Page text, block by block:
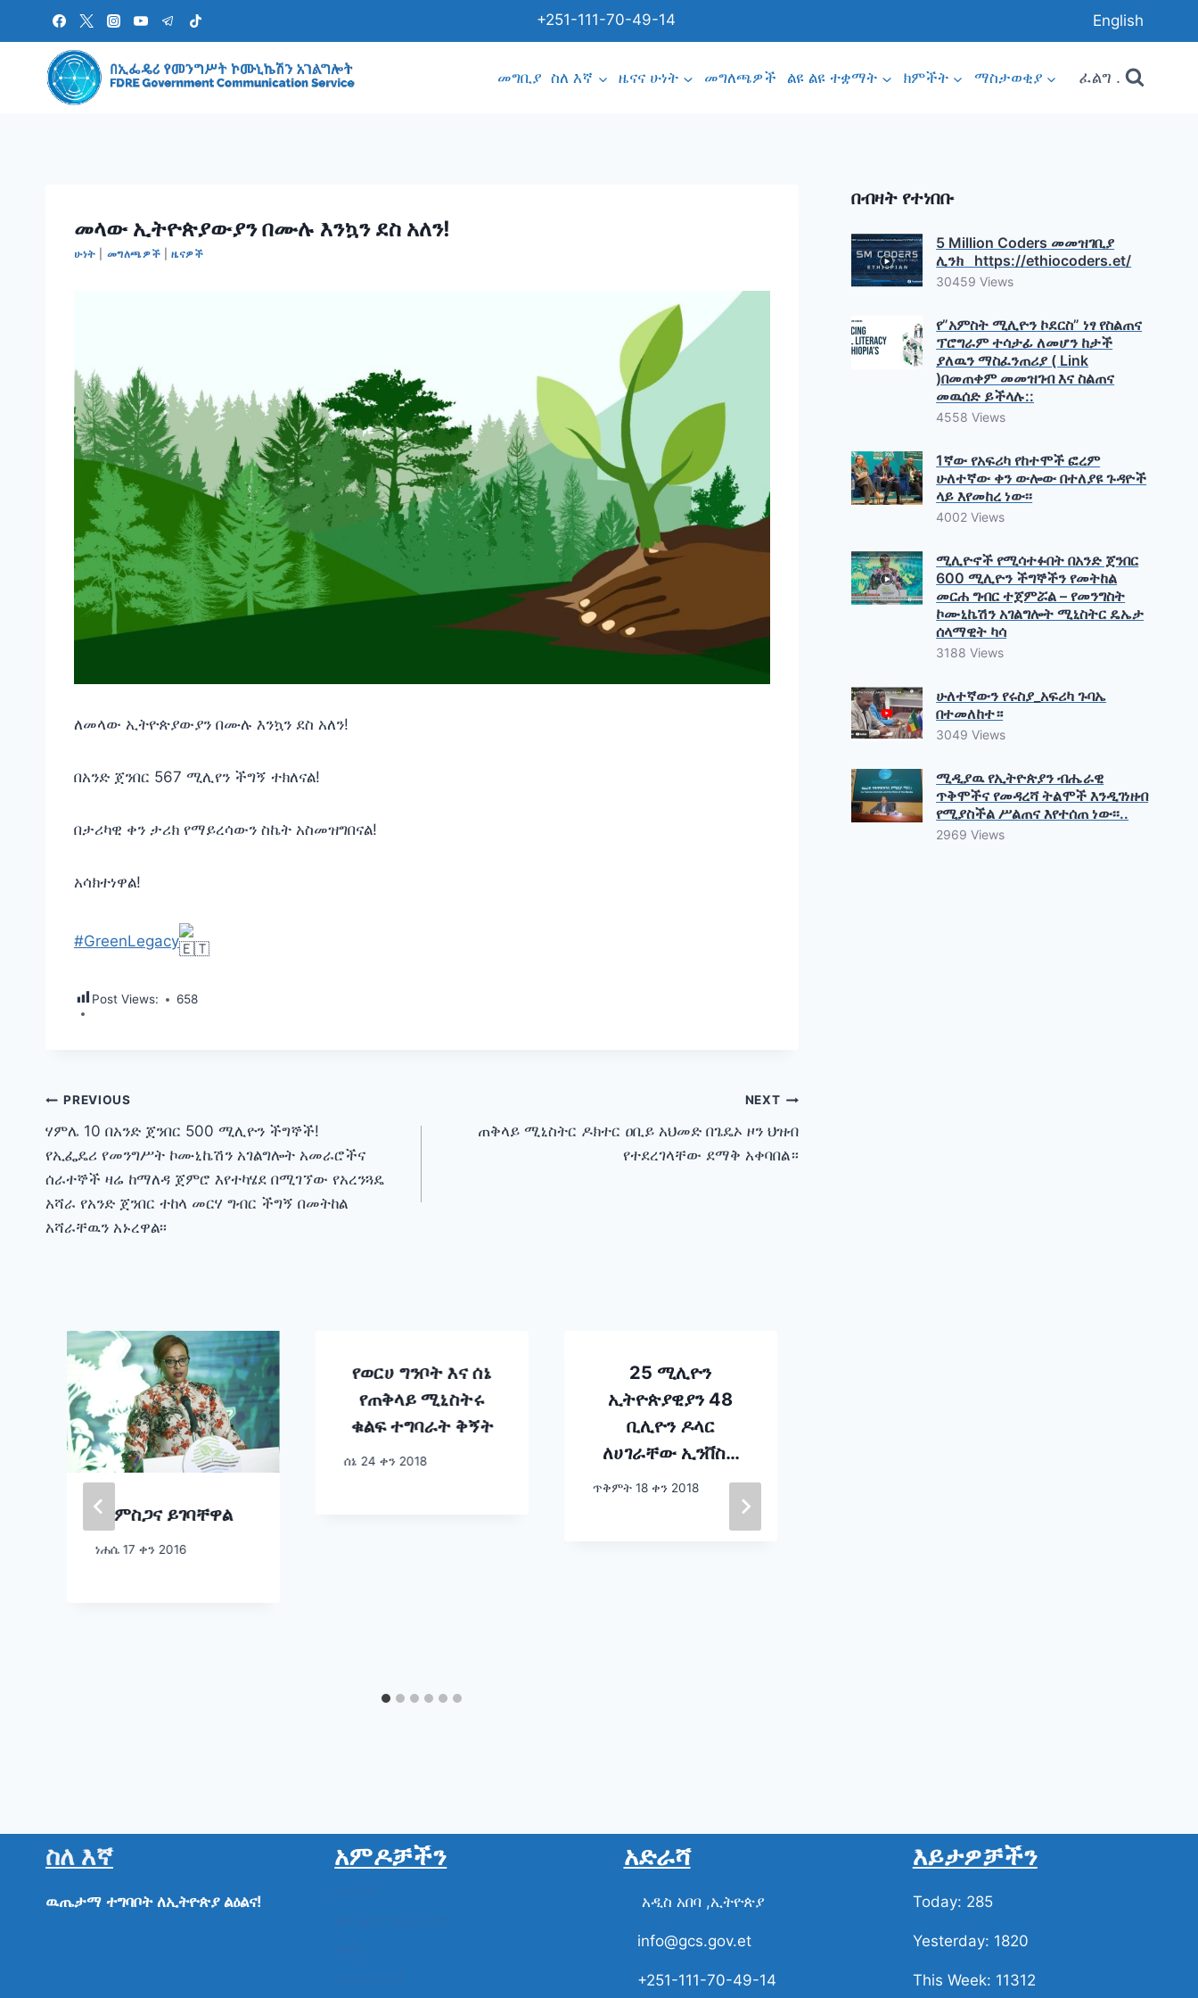
content
+251-111-70-49-14 English
መግቢያ ስለ እኛ ዜናና ሁነት መግለጫዎች ልዩ ልዩ ተቋማት ክምችት ማስታወቂያ ፈልግ .
መላው ኢትዮጵያውያን በሙሉ እንኳን ደስ አለን!
ሁነት መግለጫዎች ዜናዎች
ለመላው ኢትዮጵያውያን በሙሉ እንኳን ደስ አለን!
በአንድ ጀንበር 567 ሚሊየን ችግኝ ተክለናል!
በታሪካዊ ቀን ታሪክ የማይረሳውን ስኬት አስመዝግበናል!
አሳክተነዋል!
#GreenLegacy
Post Views: 658
Post
navigation
PREVIOUS
ሃምሌ 10 በአንድ ጀንበር 500 ሚሊዮን ችግኞች!
የኢፌዴሪ የመንግሥት ኮሙኒኬሽን አገልግሎት አመራሮችና
ሰራተኞች ዛሬ ከማለዳ ጀምሮ እየተካሄደ በሚገኘው የአረንጓዴ
አሻራ የአንድ ጀንበር ተከላ መርሃ ግብር ችግኝ በመትከል
አሻራቸዉን አኑረዋል፡፡
NEXT
ጠቅላይ ሚኒስትር ዶክተር ዐቢይ አህመድ በጌዴኦ ዞን ህዝብ
የተደረገላቸው ደማቅ አቀባበል።
ምስጋና ይገባቸዋል
ነሐሴ 17 ቀን 2016
የወርሀ ግንቦት እና ሰኔ
የጠቅላይ ሚኒስትሩ
ቁልፍ ተግባራት ቅኝት
ሰኔ 24 ቀን 2018
25 ሚሊዮን
ኢትዮጵያዊያን 48
ቢሊዮን ዶላር
ለሀገራቸው ኢንቨስት
አድርገዋል !!
ጥቅምት 18 ቀን 2018
በብዛት የተነበቡ
5 Million Coders መመዝገቢያ
ሊንክ https://ethiocoders.et/
30459 Views
የ”አምስት ሚሊዮን ኮደርስ” ነፃ የስልጠና
ፕሮግራም ተሳታፊ ለመሆን ከታች
ያለዉን ማስፈንጠሪያ ( Link
)በመጠቀም መመዝገብ እና ስልጠና
መዉሰድ ይችላሉ::
4558 Views
1ኛው የአፍሪካ የከተሞች ፎረም
ሁለተኛው ቀን ውሎው በተለያዩ ጉዳዮች
ላይ እየመከረ ነው፡፡
4002 Views
ሚሊዮኖች የሚሳተፉበት በአንድ ጀንበር
600 ሚሊዮን ችግኞችን የመትከል
መርሐ ግብር ተጀምሯል – የመንግስት
ኮሙኒኬሽን አገልግሎት ሚኒስትር ዴኤታ
ሰላማዊት ካሳ
3188 Views
ሁለተኛውን የሩስያ_አፍሪካ ጉባኤ
በተመለከተ።
3049 Views
ሚዲያዉ የኢትዮጵያን ብሔራዊ
ጥቅሞችና የመዳረሻ ትልሞች እንዲገነዘብ
የሚያስችል ሥልጠና እየተሰጠ ነው፡፡..
2969 Views
ስለ እኛ
ዉጤታማ ተግባቦት ለኢትዮጵያ ልዕልና!
አምዶቻችን አድራሻ
አዲስ አበባ ,ኢትዮጵያ
info@gcs.gov.et
+251-111-70-49-14
እይታዎቻችን
Today: 285
Yesterday: 1820
This Week: 11312